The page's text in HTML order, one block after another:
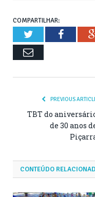
COMPARTILHAR:
Twitter
Email
PREVIOUS
TBT do
de 30 anos
CONTEÚDO